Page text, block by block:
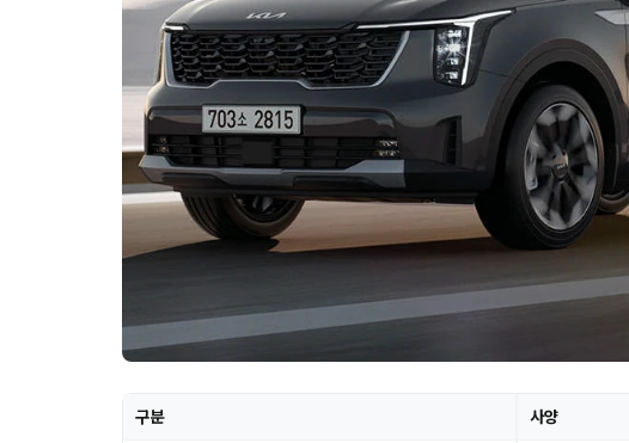
구분 사양